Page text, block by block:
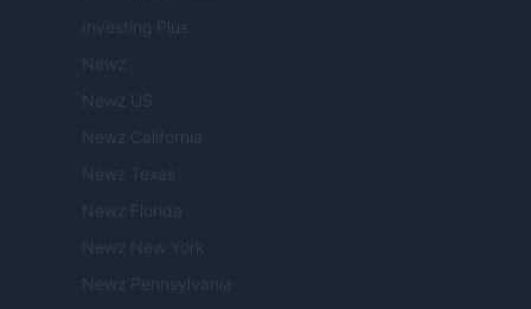
Investing Plus
Newz
Newz US
Newz California
Newz Texas
Newz Florida
Newz New York
Newz Pennsylvania